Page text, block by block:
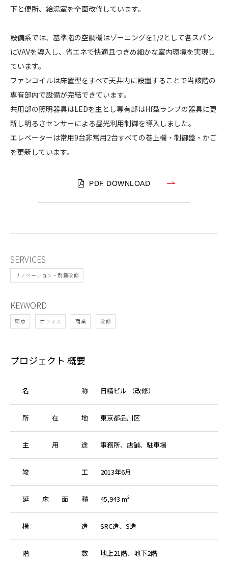
下と便所、給湯室を全面改修しています。
設備系では、基準階の空調機はゾーニングを1/2として各スパン
にVAVを導入し、省エネで快適且つきめ細かな室内環境を実現し
ています。
ファンコイルは床置型をすべて天井内に設置することで当該階の
専有部内で設備が完結できています。
共用部の照明器具はLEDを主とし専有部はHf型ランプの器具に更
新し明るさセンサーによる昼光利用制御を導入しました。
エレベーターは常用9台非常用2台すべての巻上機・制御盤・かご
を更新しています。
PDF DOWNLOAD
SERVICES
リノベーション・耐震改修
KEYWORD
東京 オフィス 商業 改修
プロジェクト 概要
名 称 日精ビル （改修）
所 在 地 東京都品川区
主 用 途 事務所、店舗、駐車場
竣 工 2013年6月
延 床 面 積 45,943 m²
構 造 SRC造、S造
階 数 地上21階、地下2階